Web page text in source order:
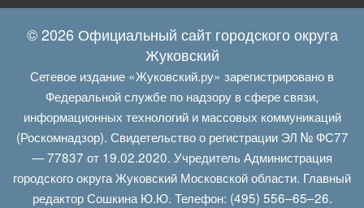
© 2026 Официальный сайт городского округа
Жуковский
Сетевое издание «Жуковский.ру» зарегистрировано в
Федеральной службе по надзору в сфере связи,
информационных технологий и массовых коммуникаций
(Роскомнадзор). Свидетельство о регистрации ЭЛ № ФС77
— 77837 от 19.02.2020. Учредитель Администрация
городского округа Жуковский Московской области. Главный
редактор Сошкина Ю.Ю. Телефон: (495) 556–65–26.